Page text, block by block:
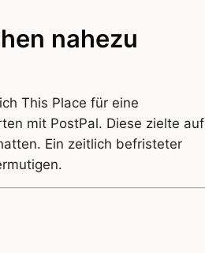
nahezu
This Place für eine
mit PostPal. Diese zielte auf
Ein zeitlich befristeter